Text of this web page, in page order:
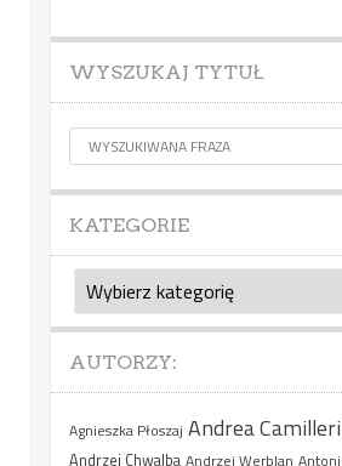
WYSZUKAJ TYTUŁ
KATEGORIE
Kategorie
AUTORZY:
Agnieszka Płoszaj Andrea Camilleri
Andrzej Chwalba Andrzej Werblan